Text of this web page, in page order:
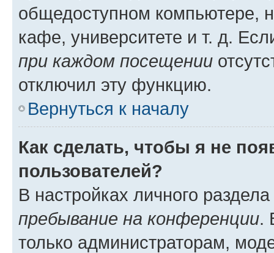
общедоступном компьютере,
кафе, университете и т. д.
при каждом посещении
отключил эту функцию.
Вернуться к началу
Как сделать, чтобы я не
пользователей?
В настройках личного
пребывание на конференции.
только администраторам,